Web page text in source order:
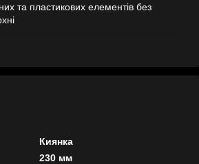
та пластикових елементів без
Киянка
230 мм